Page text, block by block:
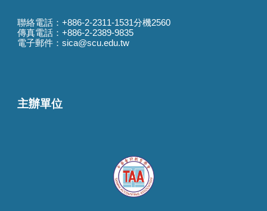
聯絡電話：+886-2-2311-1531分機2560
傳真電話：+886-2-2389-9835
電子郵件：sica@scu.edu.tw
主辦單位